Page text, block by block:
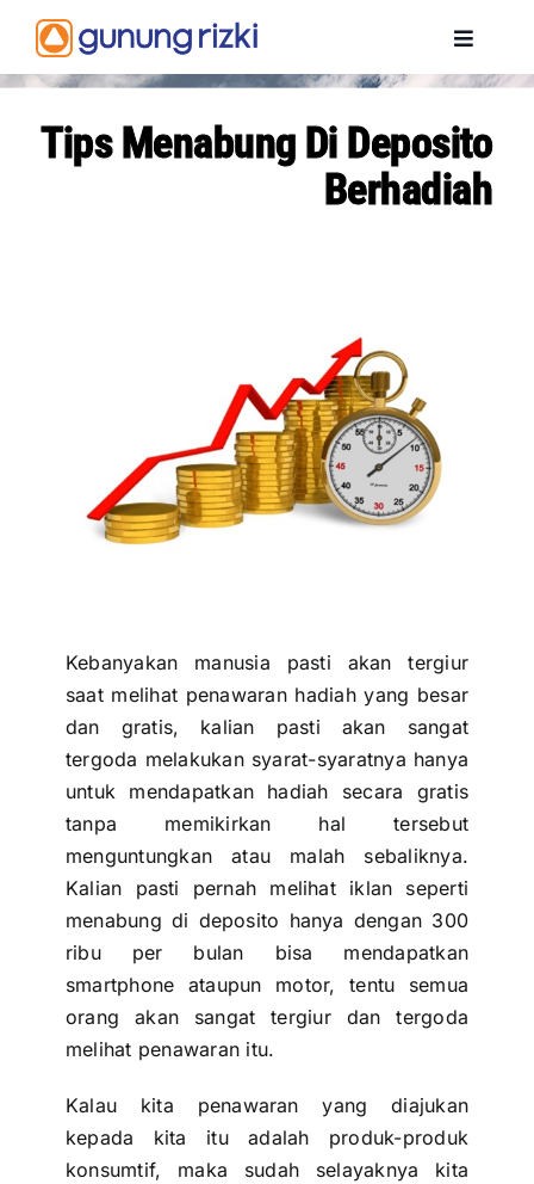
content
Toggle
Tips Menabung Di Deposito
Berhadiah
Kebanyakan manusia pasti akan tergiur
saat melihat penawaran hadiah yang besar
dan gratis, kalian pasti akan sangat
tergoda melakukan syarat-syaratnya hanya
untuk mendapatkan hadiah secara gratis
tanpa memikirkan hal tersebut
menguntungkan atau malah sebaliknya.
Kalian pasti pernah melihat iklan seperti
menabung di deposito hanya dengan 300
ribu per bulan bisa mendapatkan
smartphone ataupun motor, tentu semua
orang akan sangat tergiur dan tergoda
melihat penawaran itu.
Kalau kita penawaran yang diajukan
kepada kita itu adalah produk-produk
konsumtif, maka sudah selayaknya kita